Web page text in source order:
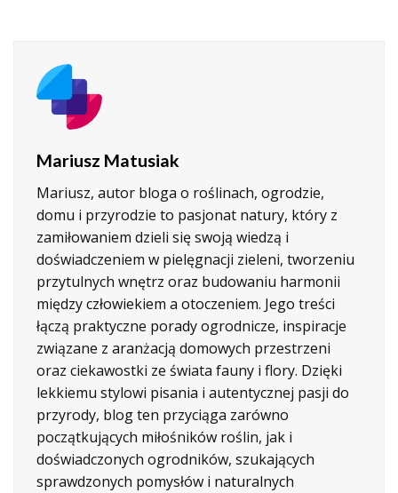
Mariusz Matusiak
Mariusz, autor bloga o roślinach, ogrodzie,
domu i przyrodzie to pasjonat natury, który z
zamiłowaniem dzieli się swoją wiedzą i
doświadczeniem w pielęgnacji zieleni, tworzeniu
przytulnych wnętrz oraz budowaniu harmonii
między człowiekiem a otoczeniem. Jego treści
łączą praktyczne porady ogrodnicze, inspiracje
związane z aranżacją domowych przestrzeni
oraz ciekawostki ze świata fauny i flory. Dzięki
lekkiemu stylowi pisania i autentycznej pasji do
przyrody, blog ten przyciąga zarówno
początkujących miłośników roślin, jak i
doświadczonych ogrodników, szukających
sprawdzonych pomysłów i naturalnych